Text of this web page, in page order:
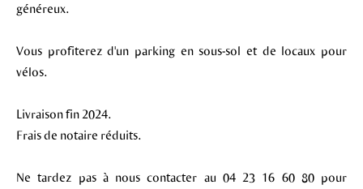
généreux.
Vous profiterez d'un parking en sous-sol et de locaux pour
vélos.
Livraison fin 2024.
Frais de notaire réduits.
Ne tardez pas à nous contacter au 04 23 16 60 80 pour